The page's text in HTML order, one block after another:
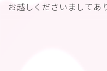
お越しくださいましてあ